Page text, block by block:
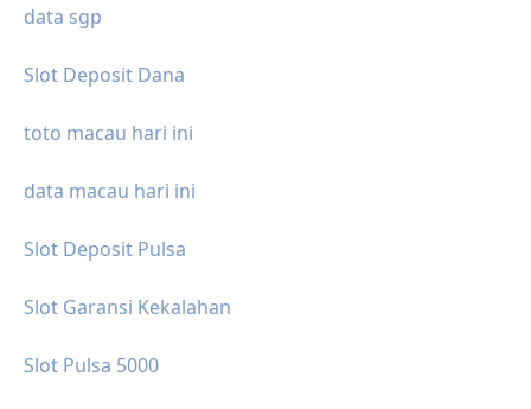
data sgp
Slot Deposit Dana
toto macau hari ini
data macau hari ini
Slot Deposit Pulsa
Slot Garansi Kekalahan
Slot Pulsa 5000